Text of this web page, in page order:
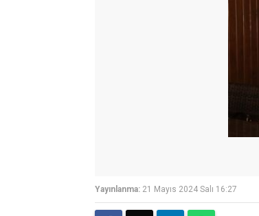
Yayınlanma: 21 Mayıs 2024 Salı 16:27